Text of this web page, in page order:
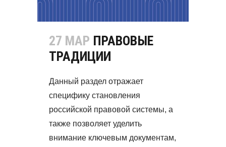
27 МАР ПРАВОВЫЕ
ТРАДИЦИИ
Данный раздел отражает
специфику становления
российской правовой системы, а
также позволяет уделить
внимание ключевым документам,